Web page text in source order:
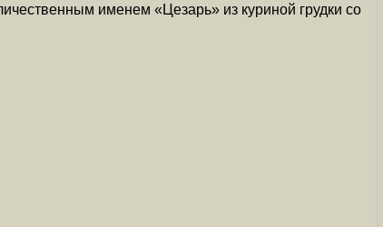
именем «Цезарь» из куриной грудки со